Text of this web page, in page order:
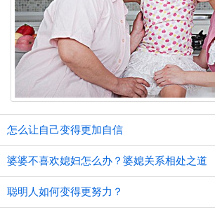
怎么让自己变得更加自信
婆婆不喜欢媳妇怎么办？婆媳关系相处之道
聪明人如何变得更努力？